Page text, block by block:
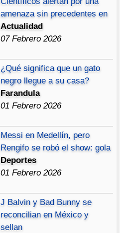
amenaza sin precedentes en
Actualidad
07 Febrero 2026
¿Qué significa que un gato
negro llegue a su casa?
Farandula
01 Febrero 2026
Messi en Medellín, pero
Rengifo se robó el show: gola
Deportes
01 Febrero 2026
J Balvin y Bad Bunny se
reconcilian en México y
sellan